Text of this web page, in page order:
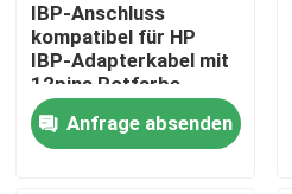
IBP-Anschluss
kompatibel für HP
IBP-Adapterkabel mit
12pins Rotfarbe
Anfrage absenden